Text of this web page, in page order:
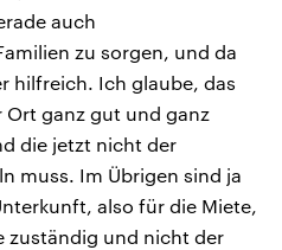
auch
zu sorgen, und da
hilfreich. Ich glaube, das
Ort ganz gut und ganz
die jetzt nicht der
muss. Im Übrigen sind ja
also für die Miete,
zuständig und nicht der